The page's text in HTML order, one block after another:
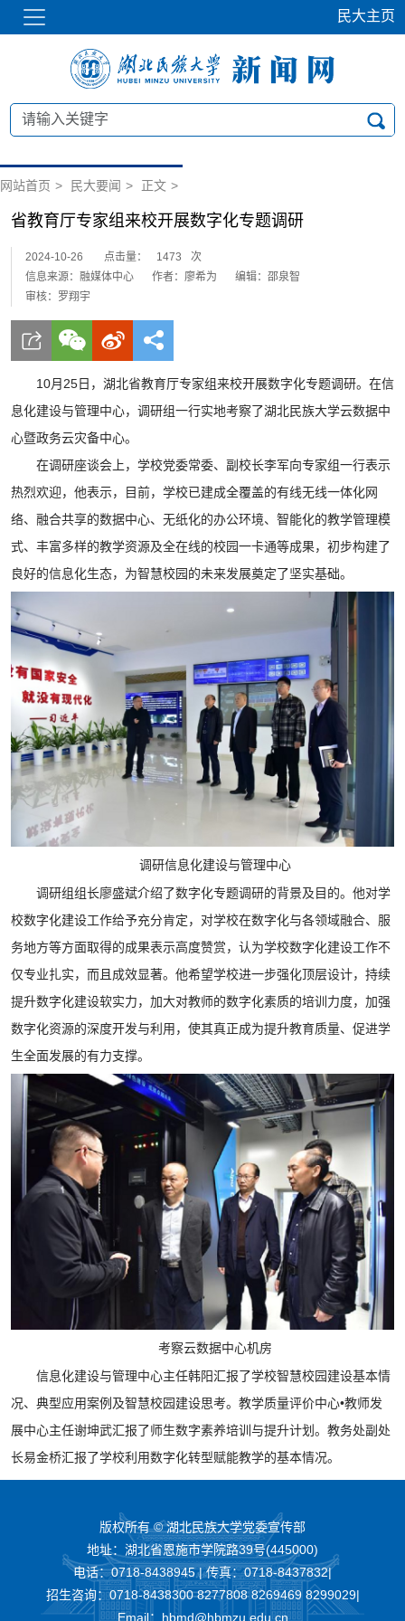
民大主页
网站首页 > 民大要闻 > 正文 >
省教育厅专家组来校开展数字化专题调研
2024-10-26 点击量： 1473
次
信息来源：融媒体中心
作者：廖希为
编辑：邵泉智
审核：罗翔宇
10月25日，湖北省教育厅专家组来校开展数字化专题调研。在信
息化建设与管理中心，调研组一行实地考察了湖北民族大学云数据中
心暨政务云灾备中心。
在调研座谈会上，学校党委常委、副校长李军向专家组一行表示
热烈欢迎，他表示，目前，学校已建成全覆盖的有线无线一体化网
络、融合共享的数据中心、无纸化的办公环境、智能化的教学管理模
式、丰富多样的教学资源及全在线的校园一卡通等成果，初步构建了
良好的信息化生态，为智慧校园的未来发展奠定了坚实基础。
调研信息化建设与管理中心
调研组组长廖盛斌介绍了数字化专题调研的背景及目的。他对学
校数字化建设工作给予充分肯定，对学校在数字化与各领域融合、服
务地方等方面取得的成果表示高度赞赏，认为学校数字化建设工作不
仅专业扎实，而且成效显著。他希望学校进一步强化顶层设计，持续
提升数字化建设软实力，加大对教师的数字化素质的培训力度，加强
数字化资源的深度开发与利用，使其真正成为提升教育质量、促进学
生全面发展的有力支撑。
考察云数据中心机房
信息化建设与管理中心主任韩阳汇报了学校智慧校园建设基本情
况、典型应用案例及智慧校园建设思考。教学质量评价中心•教师发
展中心主任谢坤武汇报了师生数字素养培训与提升计划。教务处副处
长易金桥汇报了学校利用数字化转型赋能教学的基本情况。
版权所有 © 湖北民族大学党委宣传部
地址：湖北省恩施市学院路39号(445000)
电话：0718-8438945 | 传真：0718-8437832|
招生咨询：0718-8438300 8277808 8269469 8299029|
Email：hbmd@hbmzu.edu.cn